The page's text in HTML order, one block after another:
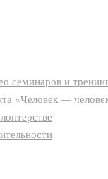
семинаров и
«Человек —